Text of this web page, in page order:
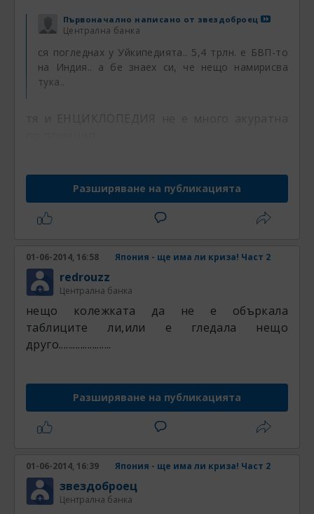
Първоначално написано от звездоброец
Централна банка
ся погледнах у Уйкипедията.. 5,4 трлн. е БВП-то
на Индия.. а бе знаех си, че нещо намирисва
тука..
тя и ЕНЦИКЛОПЕДИЯ не е много акуратна
Разширяване на публикацията
01-06-2014, 16:58 Япония - ще има ли криза! Част 2
redrouzz
Централна банка
нещо колежката да не е объркала
таблиците ли,или е гледала нещо
друго......................
Разширяване на публикацията
01-06-2014, 16:39 Япония - ще има ли криза! Част 2
звездоброец
Централна банка